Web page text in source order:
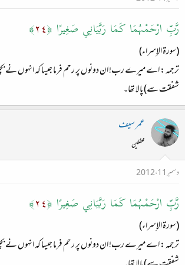
رَّبِّ ارْحَمْهُمَا كَمَا رَبَّيَانِي صَغِيرًا ﴿٢٤﴾
(سورة الإسراء)
ترجمہ : اے میرے رب! ان دونوں پر رحم فرما جیسا کہ انہوں نے
شفقت سے) پالا تھا۔
عمر سیف
محفلین
دسمبر 11، 2012
رَّبِّ ارْحَمْهُمَا كَمَا رَبَّيَانِي صَغِيرًا ﴿٢٤﴾
(سورة الإسراء)
ترجمہ : اے میرے رب! ان دونوں پر رحم فرما جیسا کہ انہوں نے